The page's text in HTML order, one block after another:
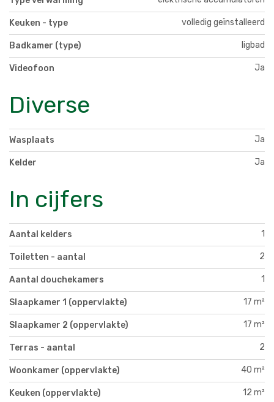
Keuken - type volledig geïnstalleerd
Badkamer (type) ligbad
Videofoon Ja
Diverse
Wasplaats Ja
Kelder Ja
In cijfers
Aantal kelders 1
Toiletten - aantal 2
Aantal douchekamers 1
Slaapkamer 1 (oppervlakte) 17 m²
Slaapkamer 2 (oppervlakte) 17 m²
Terras - aantal 2
Woonkamer (oppervlakte) 40 m²
Keuken (oppervlakte) 12 m²